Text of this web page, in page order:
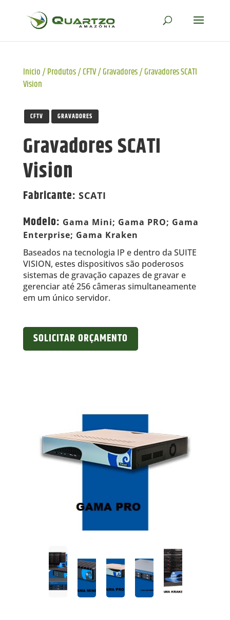
Início/Produtos/CFTV/Gravadores/Gravadores SCATI
Vision
CFTV GRAVADORES
Gravadores SCATI
Vision
Fabricante: SCATI
Modelo: Gama Mini; Gama PRO; Gama
Enterprise; Gama Kraken
Baseados na tecnologia IP e dentro da SUITE
VISION, estes dispositivos são poderosos
sistemas de gravação capazes de gravar e
gerenciar até 256 câmeras simultaneamente
em um único servidor.
SOLICITAR ORÇAMENTO